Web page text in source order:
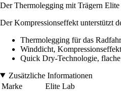
Der Thermolegging mit Trägern
Der Kompressionseffekt unterstützt
Thermolegging für das
Winddicht, Kompressionseffekt
Quick Dry-Technologie,
Zusätzliche Informationen
Marke
Elite Lab